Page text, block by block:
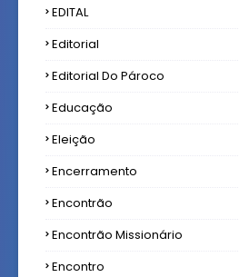
EDITAL
Editorial
Editorial Do Pároco
Educação
Eleição
Encerramento
Encontrão
Encontrão Missionário
Encontro